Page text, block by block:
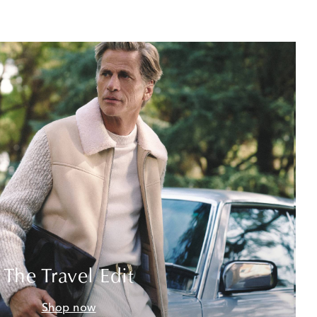
The Travel Edit
Shop now